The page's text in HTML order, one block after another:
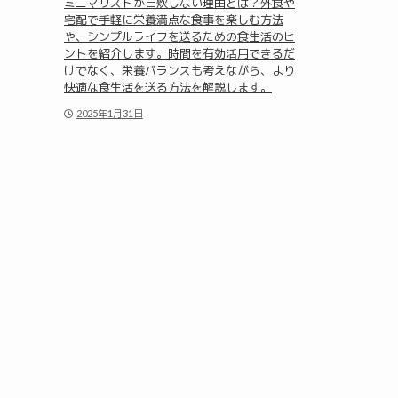
ミニマリストが自炊しない理由とは？外食や
宅配で手軽に栄養満点な食事を楽しむ方法
や、シンプルライフを送るための食生活のヒ
ントを紹介します。時間を有効活用できるだ
けでなく、栄養バランスも考えながら、より
快適な食生活を送る方法を解説します。
2025年1月31日